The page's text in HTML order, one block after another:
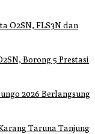
O2SN, FLS3N dan
Borong 5 Prestasi
2026 Berlangsung
Taruna Tanjung